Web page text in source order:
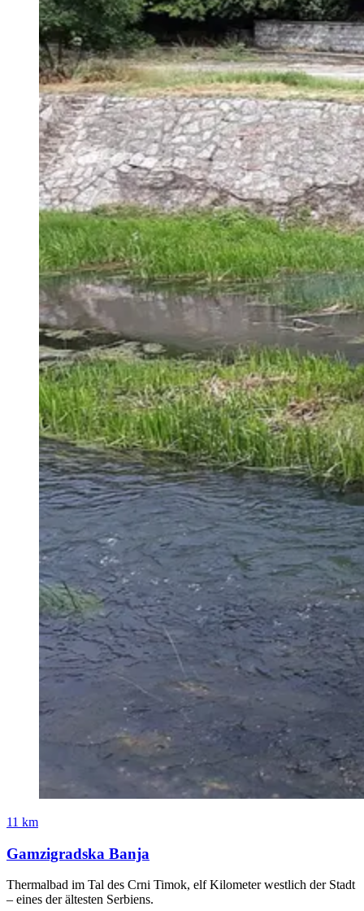
11 km
Gamzigradska Banja
Thermalbad im Tal des Crni Timok, elf Kilometer westlich der Stadt
– eines der ältesten Serbiens.